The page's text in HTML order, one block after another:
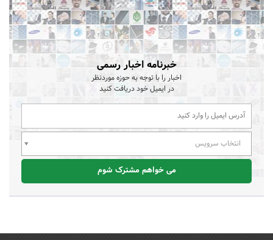
خبرنامه اخبار رسمی
اخبار را با توجه به حوزه موردنظر
در ایمیل خود دریافت کنید
انتخاب سرویس
می خواهم مشترک شوم